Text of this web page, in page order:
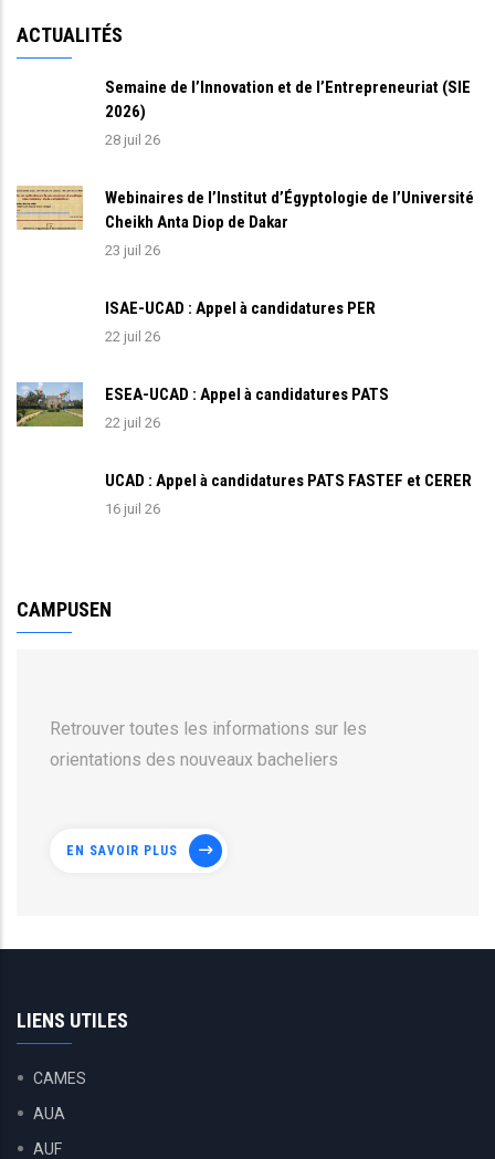
ACTUALITÉS
Semaine de l’Innovation et de l’Entrepreneuriat (SIE
2026)
28 juil 26
Webinaires de l’Institut d’Égyptologie de l’Université
Cheikh Anta Diop de Dakar
23 juil 26
ISAE-UCAD : Appel à candidatures PER
22 juil 26
ESEA-UCAD : Appel à candidatures PATS
22 juil 26
UCAD : Appel à candidatures PATS FASTEF et CERER
16 juil 26
CAMPUSEN
Retrouver toutes les informations sur les
orientations des nouveaux bacheliers
EN SAVOIR PLUS
LIENS UTILES
CAMES
AUA
AUF